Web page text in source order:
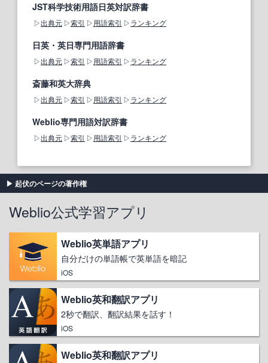
JST科学技術用語日英対訳辞書
出典元 索引 用語索引 ランキング
日英・英日専門用語辞書
出典元 索引 用語索引 ランキング
斎藤和英大辞典
出典元 索引 用語索引 ランキング
Weblio専門用語対訳辞書
出典元 索引 用語索引 ランキング
起伏のページの著作権
Weblio公式学習アプリ
Weblio英単語アプリ
自分だけの単語帳で英単語を暗記
iOS
Weblio英和翻訳アプリ
2秒で翻訳、翻訳結果を話す！
iOS
Weblio英和翻訳アプリ